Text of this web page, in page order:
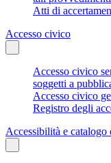
Atti di
Accesso civico
Accesso civico
soggetti a
Accesso civico
Registro degli
Accessibilità e catalogo